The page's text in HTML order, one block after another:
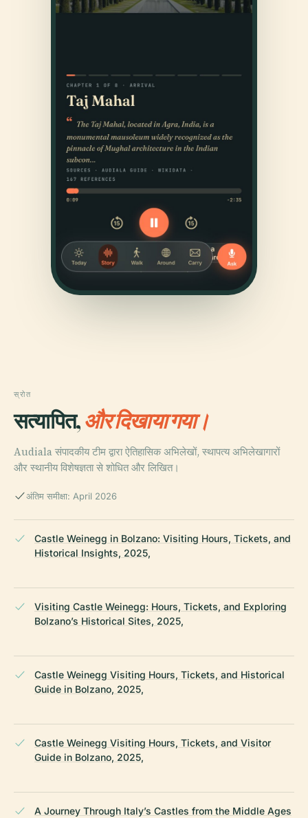
स्रोत
सत्यापित,और दिखाया गया।
Audiala संपादकीय टीम द्वारा ऐतिहासिक अभिलेखों, स्थापत्य अभिलेखागारों
और स्थानीय विशेषज्ञता से शोधित और लिखित।
अंतिम समीक्षा: April 2026
Castle Weinegg in Bolzano: Visiting Hours, Tickets, and
Historical Insights, 2025,
Visiting Castle Weinegg: Hours, Tickets, and Exploring
Bolzano’s Historical Sites, 2025,
Castle Weinegg Visiting Hours, Tickets, and Historical
Guide in Bolzano, 2025,
Castle Weinegg Visiting Hours, Tickets, and Visitor
Guide in Bolzano, 2025,
A Journey Through Italy’s Castles from the Middle Ages